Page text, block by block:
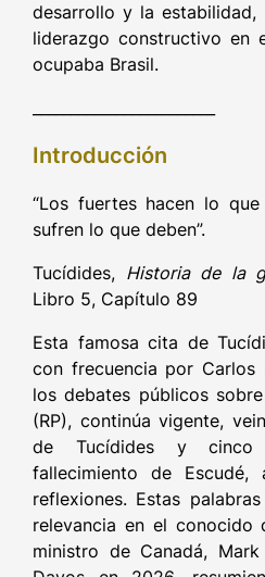
desarrollo y la
liderazgo constructivo en
ocupaba Brasil.
Introducción
“Los fuertes hacen lo
sufren lo que deben”.
Tucídides, Historia de la
Libro 5, Capítulo 89
Esta famosa cita de
con frecuencia por Carlos
los debates públicos
(RP), continúa vigente,
de Tucídides y cinco
fallecimiento de
reflexiones. Estas
relevancia en el conocido
ministro de Canadá,